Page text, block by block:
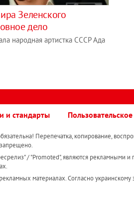
Зеленского
дело
народная артистка СССР Ада
и стандарты
Перепечатка, копирование,
/ "Promoted", являются рекламными и
материалах. Согласно украинскому